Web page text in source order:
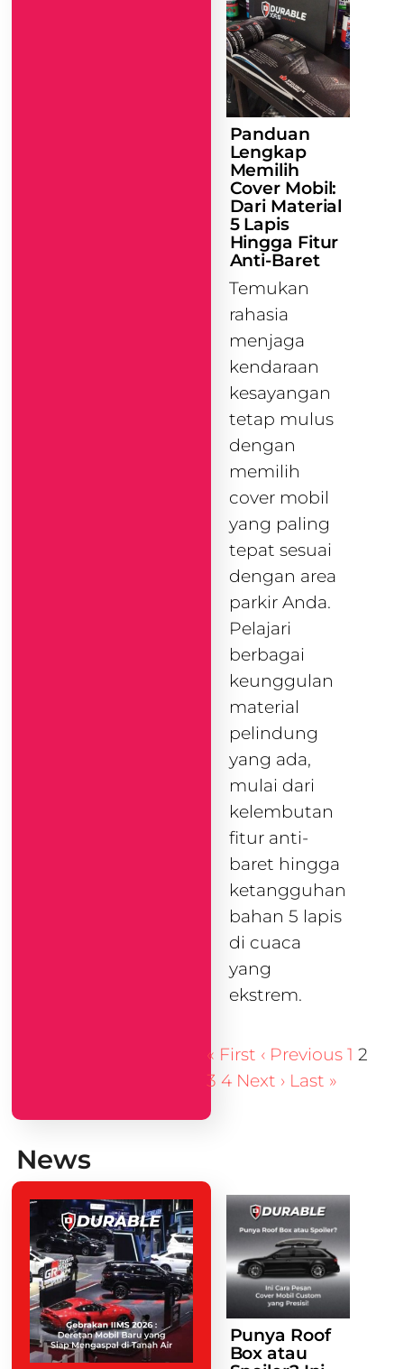
Panduan
Lengkap
Memilih
Cover Mobil:
Dari Material
5 Lapis
Hingga Fitur
Anti-Baret
Temukan
rahasia
menjaga
kendaraan
kesayangan
tetap mulus
dengan
memilih
cover mobil
yang paling
tepat sesuai
dengan area
parkir Anda.
Pelajari
berbagai
keunggulan
material
pelindung
yang ada,
mulai dari
kelembutan
fitur anti-
baret hingga
ketangguhan
bahan 5 lapis
di cuaca
yang
ekstrem.
« First ‹ Previous 1 2
3 4 Next › Last »
News
Punya Roof
Box atau